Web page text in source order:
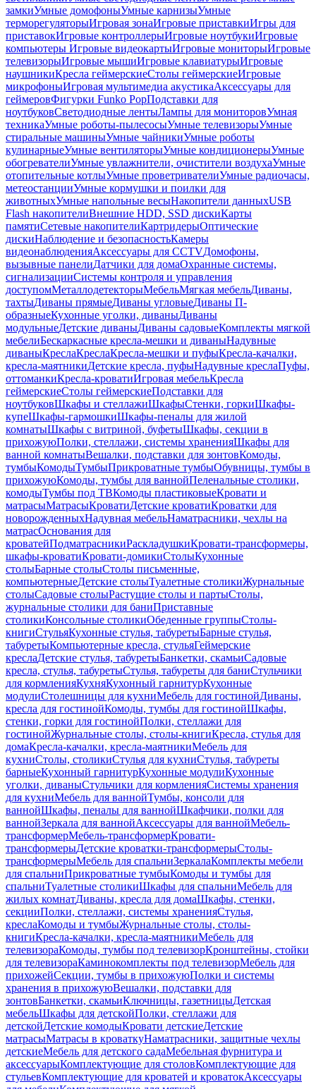
замкиУмные домофоныУмные карнизыУмные
терморегуляторыИгровая зонаИгровые приставкиИгры для
приставокИгровые контроллерыИгровые ноутбукиИгровые
компьютеры Игровые видеокартыИгровые мониторыИгровые
телевизорыИгровые мышиИгровые клавиатурыИгровые
наушникиКресла геймерскиеСтолы геймерскиеИгровые
микрофоныИгровая мультимедиа акустикаАксессуары для
геймеровФигурки Funko PopПодставки для
ноутбуковСветодиодные лентыЛампы для мониторовУмная
техникаУмные роботы-пылесосыУмные телевизорыУмные
стиральные машиныУмные чайникиУмные роботы
кулинарныеУмные вентиляторыУмные кондиционерыУмные
обогревателиУмные увлажнители, очистители воздухаУмные
отопительные котлыУмные проветривателиУмные радиочасы,
метеостанцииУмные кормушки и поилки для
животныхУмные напольные весыНакопители данныхUSB
Flash накопителиВнешние HDD, SSD дискиКарты
памятиСетевые накопителиКартридерыОптические
дискиНаблюдение и безопасностьКамеры
видеонаблюденияАксессуары для CCTVДомофоны,
вызывные панелиДатчики для домаОхранные системы,
сигнализацииСистемы контроля и управления
доступомМеталлодетекторыМебельМягкая мебельДиваны,
тахтыДиваны прямыеДиваны угловыеДиваны П-
образныеКухонные уголки, диваныДиваны
модульныеДетские диваныДиваны садовыеКомплекты мягкой
мебелиБескаркасные кресла-мешки и диваныНадувные
диваныКреслаКреслаКресла-мешки и пуфыКресла-качалки,
кресла-маятникиДетские кресла, пуфыНадувные креслаПуфы,
оттоманкиКресла-кроватиИгровая мебельКресла
геймерскиеСтолы геймерскиеПодставки для
ноутбуковШкафы и стеллажиШкафыСтенки, горкиШкафы-
купеШкафы-гармошкиШкафы-пеналы для жилой
комнатыШкафы с витриной, буфетыШкафы, секции в
прихожуюПолки, стеллажи, системы храненияШкафы для
ванной комнатыВешалки, подставки для зонтовКомоды,
тумбыКомодыТумбыПрикроватные тумбыОбувницы, тумбы в
прихожуюКомоды, тумбы для ваннойПеленальные столики,
комодыТумбы под ТВКомоды пластиковыеКровати и
матрасыМатрасыКроватиДетские кроватиКроватки для
новорожденныхНадувная мебельНаматрасники, чехлы на
матрасОснования для
кроватейПодматрасникиРаскладушкиКровати-трансформеры,
шкафы-кроватиКровати-домикиСтолыКухонные
столыБарные столыСтолы письменные,
компьютерныеДетские столыТуалетные столикиЖурнальные
столыСадовые столыРастущие столы и партыСтолы,
журнальные столики для баниПриставные
столикиКонсольные столикиОбеденные группыСтолы-
книгиСтульяКухонные стулья, табуретыБарные стулья,
табуретыКомпьютерные кресла, стульяГеймерские
креслаДетские стулья, табуретыБанкетки, скамьиСадовые
кресла, стулья, табуретыСтулья, табуреты для баниСтульчики
для кормленияКухняКухонный гарнитурКухонные
модулиСтолешницы для кухниМебель для гостинойДиваны,
кресла для гостинойКомоды, тумбы для гостинойШкафы,
стенки, горки для гостинойПолки, стеллажи для
гостинойЖурнальные столы, столы-книгиКресла, стулья для
домаКресла-качалки, кресла-маятникиМебель для
кухниСтолы, столикиСтулья для кухниСтулья, табуреты
барныеКухонный гарнитурКухонные модулиКухонные
уголки, диваныСтульчики для кормленияСистемы хранения
для кухниМебель для ваннойТумбы, консоли для
ваннойШкафы, пеналы для ваннойШкафчики, полки для
ваннойЗеркала для ваннойАксессуары для ваннойМебель-
трансформерМебель-трансформерКровати-
трансформерыДетские кроватки-трансформерыСтолы-
трансформерыМебель для спальниЗеркалаКомплекты мебели
для спальниПрикроватные тумбыКомоды и тумбы для
спальниТуалетные столикиШкафы для спальниМебель для
жилых комнатДиваны, кресла для домаШкафы, стенки,
секцииПолки, стеллажи, системы храненияСтулья,
креслаКомоды и тумбыЖурнальные столы, столы-
книгиКресла-качалки, кресла-маятникиМебель для
телевизораКомоды, тумбы под телевизорКронштейны, стойки
для телевизораКаминокомплекты под телевизорМебель для
прихожейСекции, тумбы в прихожуюПолки и системы
хранения в прихожуюВешалки, подставки для
зонтовБанкетки, скамьиКлючницы, газетницыДетская
мебельШкафы для детскойПолки, стеллажи для
детскойДетские комодыКровати детскиеДетские
матрасыМатрасы в кроваткуНаматрасники, защитные чехлы
детскиеМебель для детского садаМебельная фурнитура и
аксессуарыКомплектующие для столовКомплектующие для
стульевКомплектующие для кроватей и кроватокАксессуары